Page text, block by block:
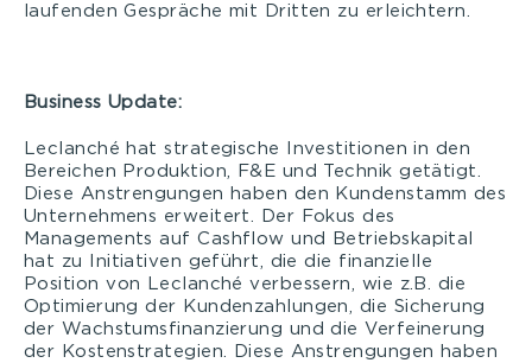
laufenden Gespräche mit Dritten zu erleichtern.
Business Update:
Leclanché hat strategische Investitionen in den
Bereichen Produktion, F&E und Technik getätigt.
Diese Anstrengungen haben den Kundenstamm des
Unternehmens erweitert. Der Fokus des
Managements auf Cashflow und Betriebskapital
hat zu Initiativen geführt, die die finanzielle
Position von Leclanché verbessern, wie z.B. die
Optimierung der Kundenzahlungen, die Sicherung
der Wachstumsfinanzierung und die Verfeinerung
der Kostenstrategien. Diese Anstrengungen haben